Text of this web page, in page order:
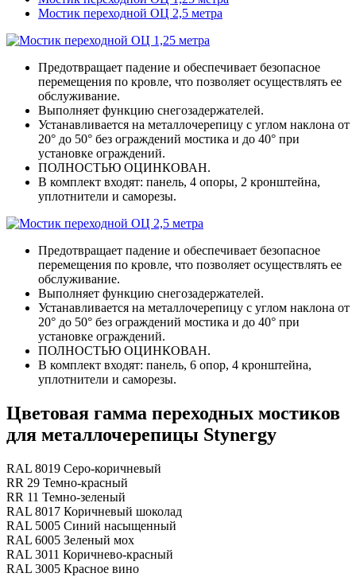
Мостик переходной ОЦ 2,5 метра
Предотвращает падение и обеспечивает безопасное
перемещения по кровле, что позволяет осуществлять ее
обслуживание.
Выполняет функцию снегозадержателей.
Устанавливается на металлочерепицу с углом наклона от
20° до 50° без ограждений мостика и до 40° при
установке ограждений.
ПОЛНОСТЬЮ ОЦИНКОВАН.
В комплект входят: панель, 4 опоры, 2 кронштейна,
уплотнители и саморезы.
Предотвращает падение и обеспечивает безопасное
перемещения по кровле, что позволяет осуществлять ее
обслуживание.
Выполняет функцию снегозадержателей.
Устанавливается на металлочерепицу с углом наклона от
20° до 50° без ограждений мостика и до 40° при
установке ограждений.
ПОЛНОСТЬЮ ОЦИНКОВАН.
В комплект входят: панель, 6 опор, 4 кронштейна,
уплотнители и саморезы.
Цветовая гамма переходных мостиков
для металлочерепицы Stynergy
RAL 8019 Серо-коричневый
RR 29 Темно-красный
RR 11 Темно-зеленый
RAL 8017 Коричневый шоколад
RAL 5005 Синий насыщенный
RAL 6005 Зеленый мох
RAL 3011 Коричнево-красный
RAL 3005 Красное вино